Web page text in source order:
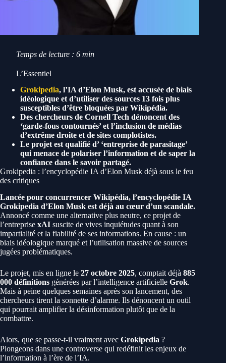
Temps de lecture : 6 min
L’Essentiel
Grokipedia, l’IA d’Elon Musk, est accusée de biais
idéologique et d’utiliser des sources 13 fois plus
susceptibles d’être bloquées par Wikipédia.
Des chercheurs de Cornell Tech dénoncent des
‘garde-fous contournés’ et l’inclusion de médias
d’extrême droite et de sites complotistes.
Le projet est qualifié d’ ‘entreprise de parasitage’
qui menace de polariser l’information et de saper la
confiance dans le savoir partagé.
Grokipedia : l’encyclopédie IA d’Elon Musk déjà sous le feu
des critiques
Lancée pour concurrencer Wikipédia, l’encyclopédie IA
Grokipedia d’Elon Musk est déjà au cœur d’un scandale.
Annoncé comme une alternative plus neutre, ce projet de
l’entreprise xAI suscite de vives inquiétudes quant à son
impartialité et la fiabilité de ses informations. En cause : un
biais idéologique marqué et l’utilisation massive de sources
jugées problématiques.
Le projet, mis en ligne le 27 octobre 2025, comptait déjà 885
000 définitions générées par l’intelligence artificielle Grok.
Mais à peine quelques semaines après son lancement, des
chercheurs tirent la sonnette d’alarme. Ils dénoncent un outil
qui pourrait amplifier la désinformation plutôt que de la
combattre.
Alors, que se passe-t-il vraiment avec Grokipedia ?
Plongeons dans une controverse qui redéfinit les enjeux de
l’information à l’ère de l’IA.